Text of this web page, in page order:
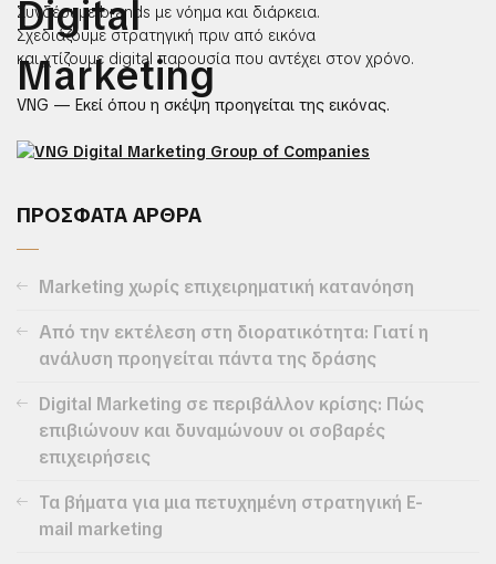
Συνδέουμε brands με νόημα και διάρκεια.
Σχεδιάζουμε στρατηγική πριν από εικόνα
και χτίζουμε digital παρουσία που αντέχει στον χρόνο.
VNG — Εκεί όπου η σκέψη προηγείται της εικόνας.
ΠΡΟΣΦΑΤΑ ΑΡΘΡΑ
Marketing χωρίς επιχειρηματική κατανόηση
Από την εκτέλεση στη διορατικότητα: Γιατί η
ανάλυση προηγείται πάντα της δράσης
Digital Marketing σε περιβάλλον κρίσης: Πώς
επιβιώνουν και δυναμώνουν οι σοβαρές
επιχειρήσεις
Τα βήματα για μια πετυχημένη στρατηγική E-
mail marketing